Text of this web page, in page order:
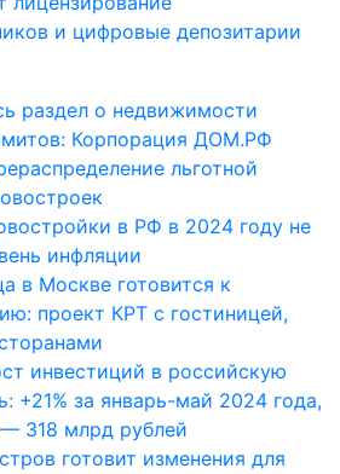
и цифровые депозитарии
Корпорация ДОМ.РФ
льготной
в РФ в 2024 году не
инфляции
в Москве готовится к
проект КРТ с гостиницей,
инвестиций в российскую
+21% за январь-май 2024 года,
318 млрд рублей
готовит изменения для